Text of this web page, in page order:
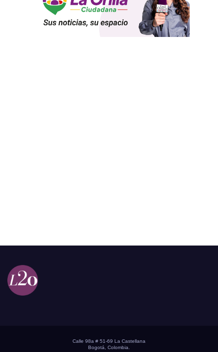
Calle 98a # 51-69 La Castellana
Bogotá, Colombia.